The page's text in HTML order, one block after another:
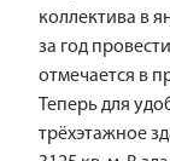
коллектива в
за год
отмечается в
Теперь для
трёхэтажное